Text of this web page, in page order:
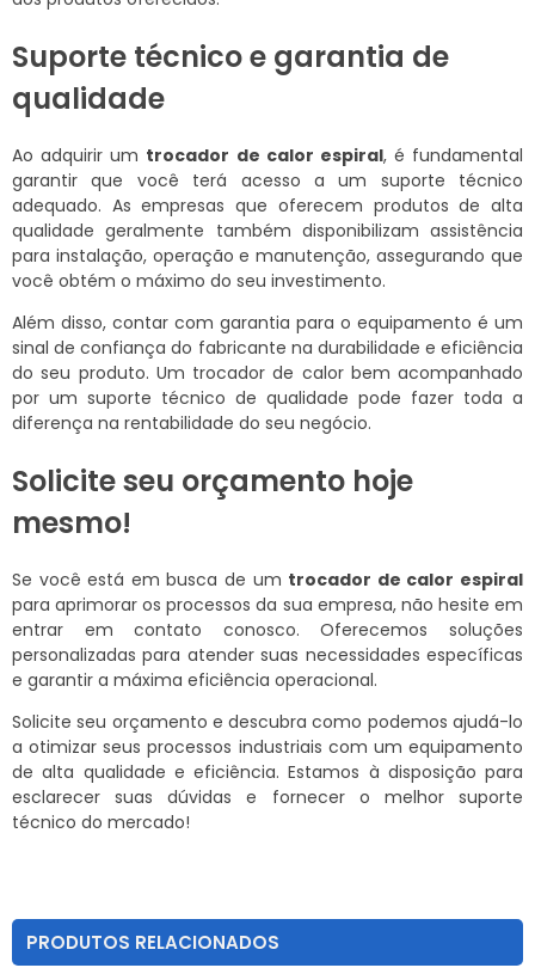
Suporte técnico e garantia de
qualidade
Ao adquirir um trocador de calor espiral, é fundamental
garantir que você terá acesso a um suporte técnico
adequado. As empresas que oferecem produtos de alta
qualidade geralmente também disponibilizam assistência
para instalação, operação e manutenção, assegurando que
você obtém o máximo do seu investimento.
Além disso, contar com garantia para o equipamento é um
sinal de confiança do fabricante na durabilidade e eficiência
do seu produto. Um trocador de calor bem acompanhado
por um suporte técnico de qualidade pode fazer toda a
diferença na rentabilidade do seu negócio.
Solicite seu orçamento hoje
mesmo!
Se você está em busca de um trocador de calor espiral
para aprimorar os processos da sua empresa, não hesite em
entrar em contato conosco. Oferecemos soluções
personalizadas para atender suas necessidades específicas
e garantir a máxima eficiência operacional.
Solicite seu orçamento e descubra como podemos ajudá-lo
a otimizar seus processos industriais com um equipamento
de alta qualidade e eficiência. Estamos à disposição para
esclarecer suas dúvidas e fornecer o melhor suporte
técnico do mercado!
PRODUTOS RELACIONADOS